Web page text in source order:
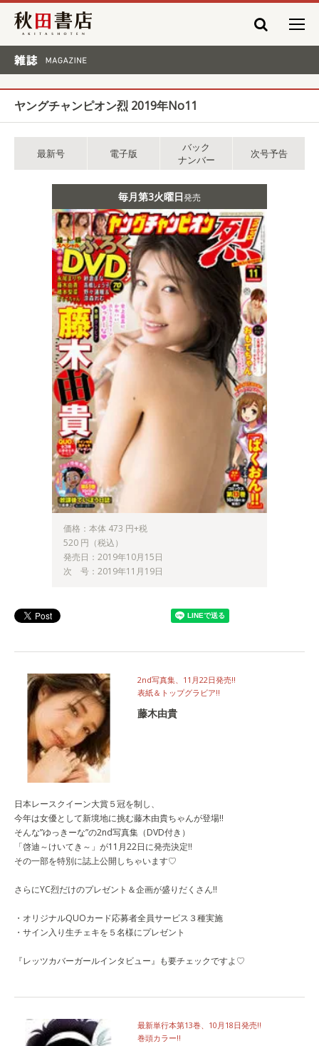
秋田書店
ヤングチャンピオン烈 2019年No11
最新号 電子版
バック
ナンバー
次号予告
毎月第3火曜日発売
価格：本体 473 円+税
520 円（税込）
発売日：2019年10月15日
次 号：2019年11月19日
2nd写真集、11月22日発売!!
表紙＆トップグラビア!!
藤木由貴
日本レースクイーン大賞５冠を制し、
今年は女優として新境地に挑む藤木由貴ちゃんが登場!!
そんな”ゆっきーな”の2nd写真集（DVD付き）
「啓迪～けいてき～」が11月22日に発売決定!!
その一部を特別に誌上公開しちゃいます♡
さらにYC烈だけのプレゼント＆企画が盛りだくさん!!
・オリジナルQUOカード応募者全員サービス３種実施
・サイン入り生チェキを５名様にプレゼント
『レッツカバーガールインタビュー』も要チェックですよ♡
最新単行本第13巻、10月18日発売!!
巻頭カラー!!